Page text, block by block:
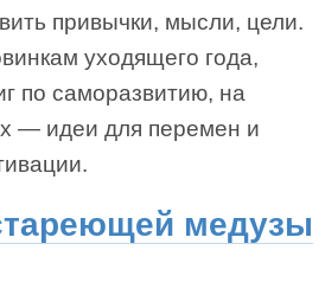
привычки, мысли, цели.
уходящего года,
по саморазвитию, на
— идеи для перемен и
медузы